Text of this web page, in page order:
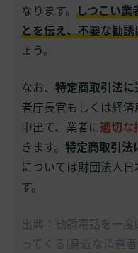
なります。 しつこい業
とを伝え、不要な勧
ょう。
なお、 特定商取引法
者庁長官もしくは経
申出て、業者に適切な
きます。 特定商取引法
については財団法人
す。
出典：勧誘電話を一
ってくる(身近な消費